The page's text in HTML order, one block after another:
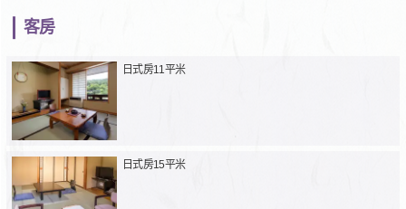
客房
日式房11平米
日式房15平米